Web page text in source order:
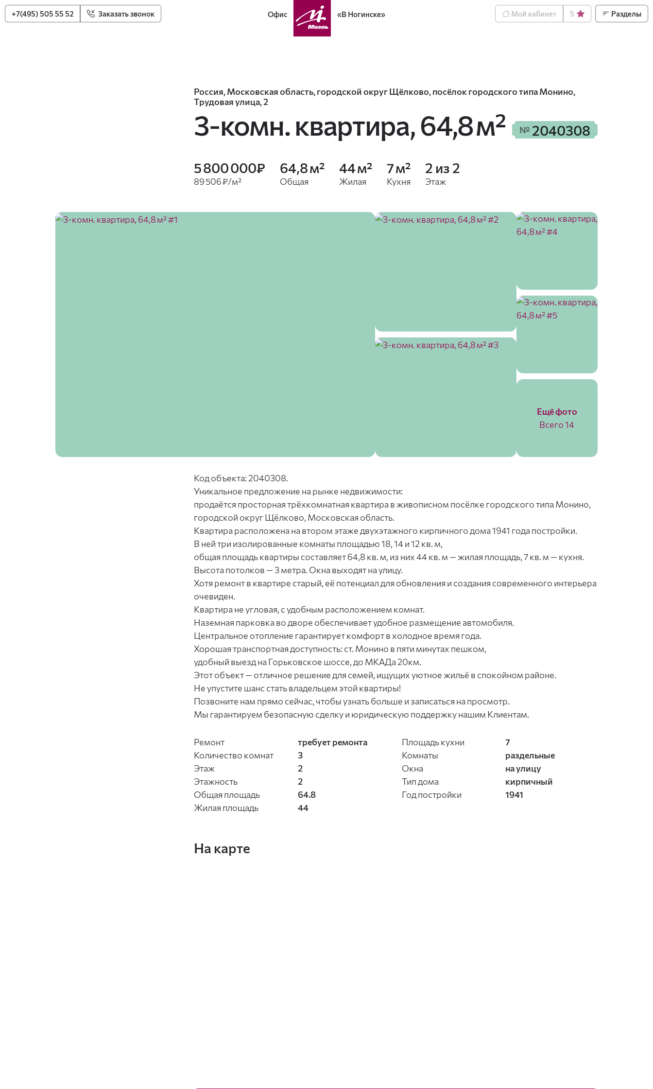
+7(495) 505 55 52 Заказать звонок Мой кабинет 5 Разделы
Офис «В Ногинске»
Россия, Московская область, городской округ Щёлково, посёлок городского типа Монино,
Трудовая улица, 2
3-комн. квартира,64,8 м² № 2040308
5 800 000₽
89 506 ₽/м²
64,8 м²
Общая
44 м²
Жилая
7 м²
Кухня
2 из 2
Этаж
Ещё фото
Всего 14
Код объекта: 2040308.
Уникальное предложение на рынке недвижимости:
продаётся просторная трёхкомнатная квартира в живописном посёлке городского типа Монино,
городской округ Щёлково, Московская область.
Квартира расположена на втором этаже двухэтажного кирпичного дома 1941 года постройки.
В ней три изолированные комнаты площадью 18, 14 и 12 кв. м,
общая площадь квартиры составляет 64,8 кв. м, из них 44 кв. м — жилая площадь, 7 кв. м — кухня.
Высота потолков — 3 метра. Окна выходят на улицу.
Хотя ремонт в квартире старый, её потенциал для обновления и создания современного интерьера
очевиден.
Квартира не угловая, с удобным расположением комнат.
Наземная парковка во дворе обеспечивает удобное размещение автомобиля.
Центральное отопление гарантирует комфорт в холодное время года.
Хорошая транспортная доступность: ст. Монино в пяти минутах пешком,
удобный выезд на Горьковское шоссе, до МКАДа 20км.
Этот объект — отличное решение для семей, ищущих уютное жильё в спокойном районе.
Не упустите шанс стать владельцем этой квартиры!
Позвоните нам прямо сейчас, чтобы узнать больше и записаться на просмотр.
Мы гарантируем безопасную сделку и юридическую поддержку нашим Клиентам.
Ремонт
требует ремонта
Количество комнат
3
Этаж
2
Этажность
2
Общая площадь
64.8
Жилая площадь
44
Площадь кухни
7
Комнаты
раздельные
Окна
на улицу
Тип дома
кирпичный
Год постройки
1941
На карте